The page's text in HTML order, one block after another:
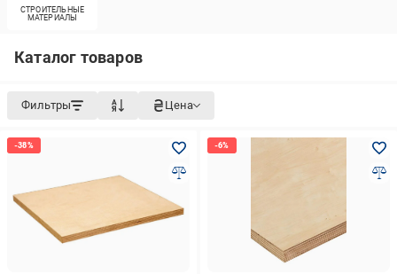
СТРОИТЕЛЬНЫЕ
МАТЕРИАЛЫ
Каталог товаров
Фильтры Цена